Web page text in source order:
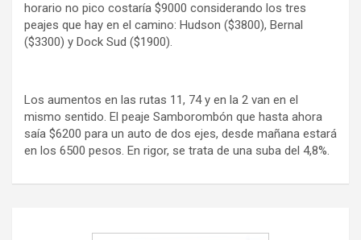
horario no pico costaría $9000 considerando los tres
peajes que hay en el camino: Hudson ($3800), Bernal
($3300) y Dock Sud ($1900).
Los aumentos en las rutas 11, 74 y en la 2 van en el
mismo sentido. El peaje Samborombón que hasta ahora
saía $6200 para un auto de dos ejes, desde mañana estará
en los 6500 pesos. En rigor, se trata de una suba del 4,8%.